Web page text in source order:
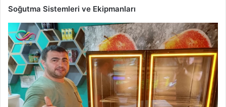
Soğutma Sistemleri ve Ekipmanları